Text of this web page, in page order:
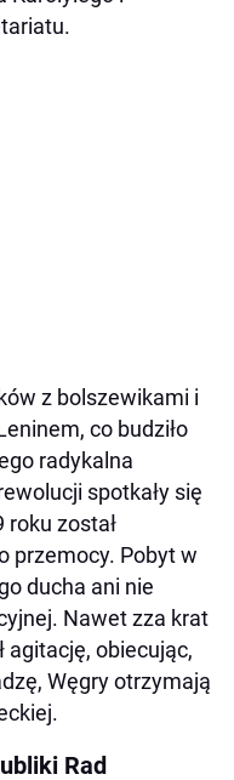
z bolszewikami i
co budziło
radykalna
spotkały się
został
przemocy. Pobyt w
ducha ani nie
Nawet zza krat
agitację, obiecując,
Węgry otrzymają
Rad